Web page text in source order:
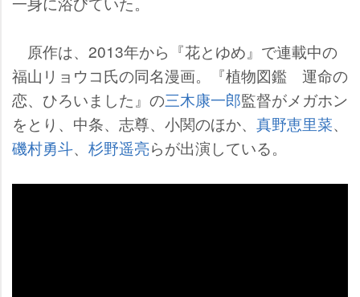
原作は、2013年から『花とゆめ』で連載中の
福山リョウコ氏の同名漫画。『植物図鑑 運命の
恋、ひろいました』の三木康一郎監督がメガホン
をとり、中条、志尊、小関のほか、 真野恵里菜、
磯村勇斗、 杉野遥亮らが出演している。